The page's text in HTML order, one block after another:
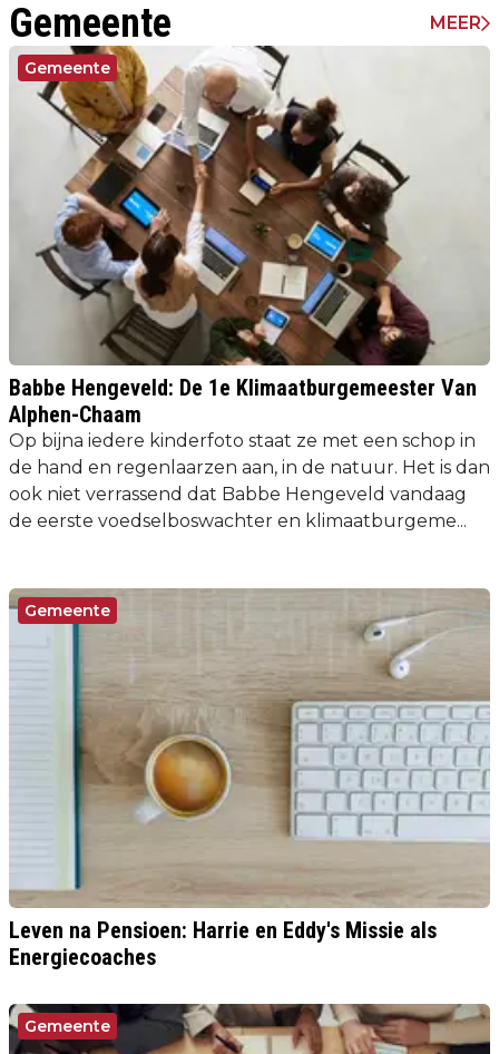
Gemeente MEER
Gemeente
Babbe Hengeveld: De 1e Klimaatburgemeester Van
Alphen-Chaam
Op bijna iedere kinderfoto staat ze met een schop in
de hand en regenlaarzen aan, in de natuur. Het is dan
ook niet verrassend dat Babbe Hengeveld vandaag
de eerste voedselboswachter en klimaatburgeme...
Gemeente
Leven na Pensioen: Harrie en Eddy's Missie als
Energiecoaches
Gemeente